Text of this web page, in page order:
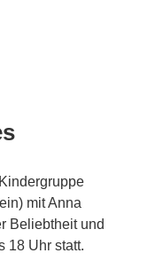
mit Anna
Beliebtheit und
18 Uhr statt.